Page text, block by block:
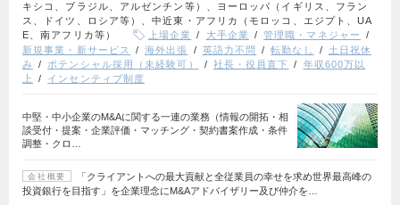
キシコ、ブラジル、アルゼンチン等）、ヨーロッパ（イギリス、フラン
ス、ドイツ、ロシア等）、中近東・アフリカ（モロッコ、エジプト、UA
E、南アフリカ等）
上場企業 大手企業
管理職・マネジャー
新規事業・新サービス
海外出張 英語力不問 転勤なし
土日祝休
み
ポテンシャル採用（未経験可） 社長・役員直下
年収600万以
上
インセンティブ制度
中堅・中小企業のM&Aに関する一連の業務（情報の開拓・相
談受付・提案・企業評価・マッチング・契約書案作成・条件
調整・クロ…
会社概要
「クライアントへの最大貢献と全従業員の幸せを求め世界最高峰の
投資銀行を目指す」を企業理念にM&Aアドバイザリー及び仲介を…